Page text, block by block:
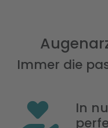
Immer die
In